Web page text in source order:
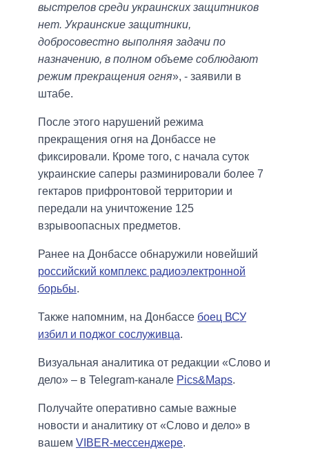
выстрелов среди украинских защитников
нет. Украинские защитники,
добросовестно выполняя задачи по
назначению, в полном объеме соблюдают
режим прекращения огня», - заявили в
штабе.
После этого нарушений режима
прекращения огня на Донбассе не
фиксировали. Кроме того, с начала суток
украинские саперы разминировали более 7
гектаров прифронтовой территории и
передали на уничтожение 125
взрывоопасных предметов.
Ранее на Донбассе обнаружили новейший
российский комплекс радиоэлектронной
борьбы.
Также напомним, на Донбассе боец ВСУ
избил и поджог сослуживца.
Визуальная аналитика от редакции «Слово и
дело» – в Telegram-канале Pics&Maps.
Получайте оперативно самые важные
новости и аналитику от «Слово и дело» в
вашем VIBER-мессенджере.